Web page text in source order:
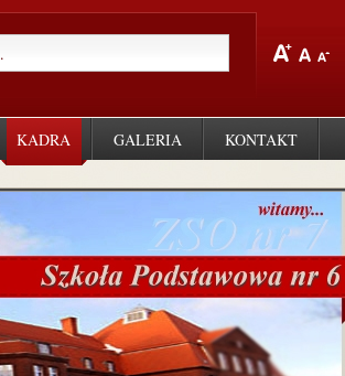
KADRA GALERIA KONTAKT